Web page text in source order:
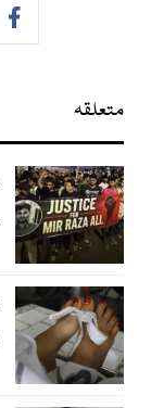
متعلقہ